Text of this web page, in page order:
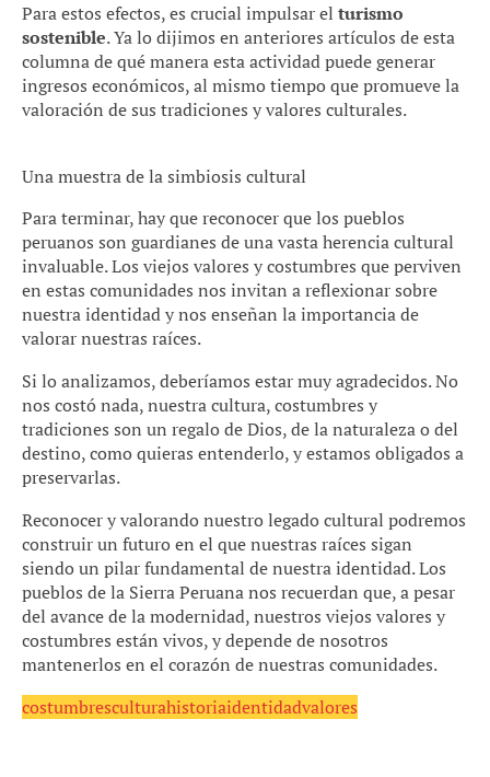
Para estos efectos, es crucial impulsar el turismo
sostenible. Ya lo dijimos en anteriores artículos de esta
columna de qué manera esta actividad puede generar
ingresos económicos, al mismo tiempo que promueve la
valoración de sus tradiciones y valores culturales.
Una muestra de la simbiosis cultural
Para terminar, hay que reconocer que los pueblos
peruanos son guardianes de una vasta herencia cultural
invaluable. Los viejos valores y costumbres que perviven
en estas comunidades nos invitan a reflexionar sobre
nuestra identidad y nos enseñan la importancia de
valorar nuestras raíces.
Si lo analizamos, deberíamos estar muy agradecidos. No
nos costó nada, nuestra cultura, costumbres y
tradiciones son un regalo de Dios, de la naturaleza o del
destino, como quieras entenderlo, y estamos obligados a
preservarlas.
Reconocer y valorando nuestro legado cultural podremos
construir un futuro en el que nuestras raíces sigan
siendo un pilar fundamental de nuestra identidad. Los
pueblos de la Sierra Peruana nos recuerdan que, a pesar
del avance de la modernidad, nuestros viejos valores y
costumbres están vivos, y depende de nosotros
mantenerlos en el corazón de nuestras comunidades.
costumbresculturahistoriaidentidadvalores